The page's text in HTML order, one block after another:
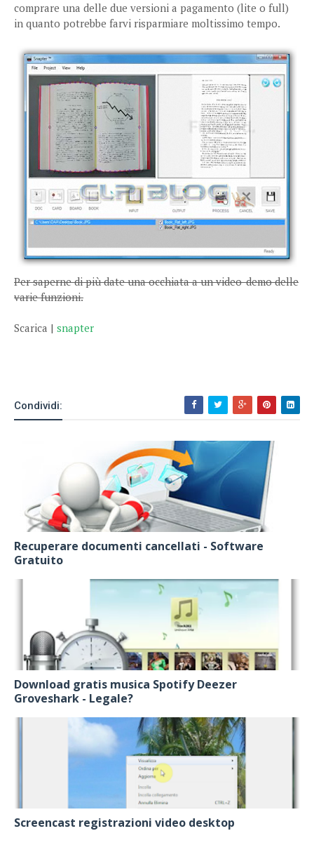
comprare una delle due versioni a pagamento (lite o full)
in quanto potrebbe farvi risparmiare moltissimo tempo.
Per saperne di più date una occhiata a un video-demo delle
varie funzioni.
Scarica | snapter
Condividi:
Recuperare documenti cancellati - Software
Gratuito
Download gratis musica Spotify Deezer
Groveshark - Legale?
Screencast registrazioni video desktop